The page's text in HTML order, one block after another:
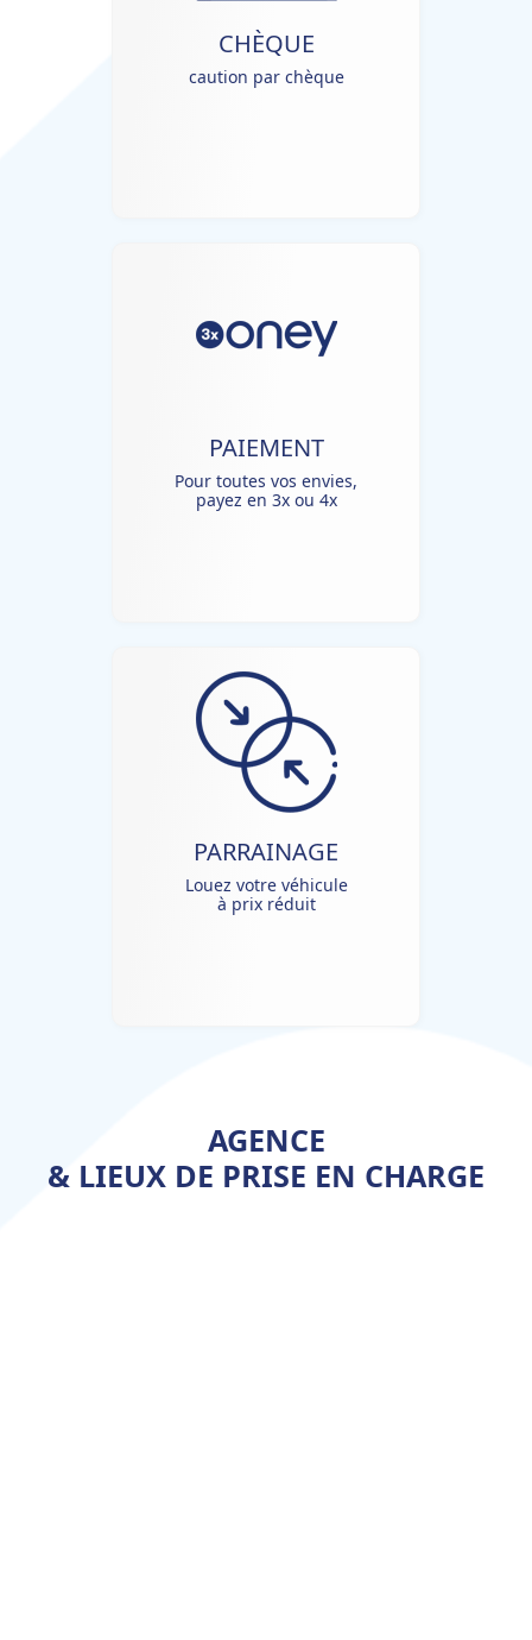
CHÈQUE
caution par chèque
PAIEMENT
Pour toutes vos envies,
payez en 3x ou 4x
PARRAINAGE
Louez votre véhicule
à prix réduit
AGENCE
& LIEUX DE PRISE EN CHARGE